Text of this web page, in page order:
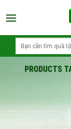
to
for:
PRODUCTS